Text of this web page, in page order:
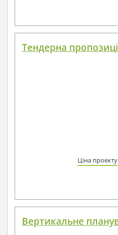
Тендерна
Ціна проекту
Вертикальне